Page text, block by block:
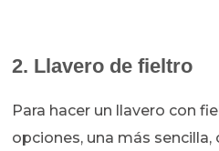
2. Llavero de fieltro
Para hacer un llavero con
opciones, una más sencilla,